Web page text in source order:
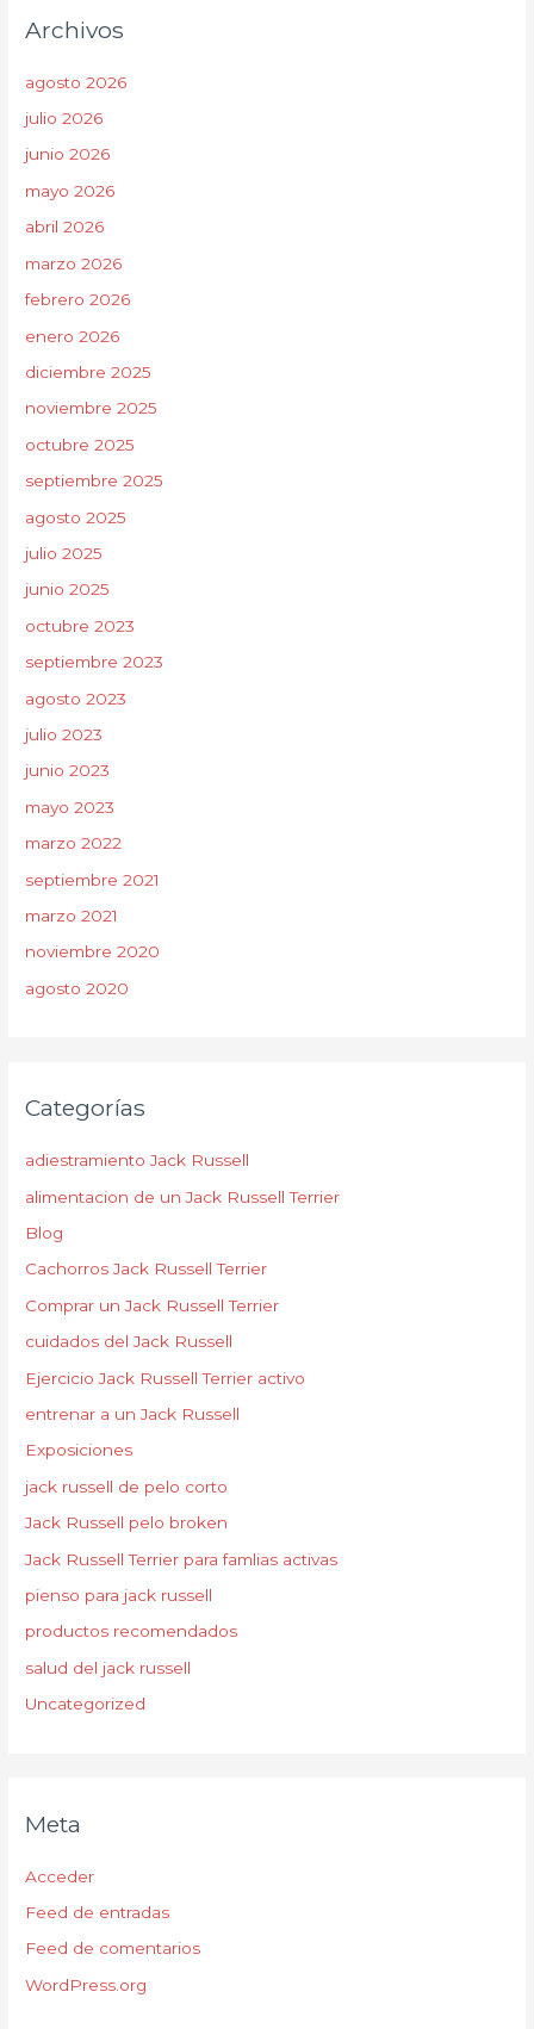
Archivos
agosto 2026
julio 2026
junio 2026
mayo 2026
abril 2026
marzo 2026
febrero 2026
enero 2026
diciembre 2025
noviembre 2025
octubre 2025
septiembre 2025
agosto 2025
julio 2025
junio 2025
octubre 2023
septiembre 2023
agosto 2023
julio 2023
junio 2023
mayo 2023
marzo 2022
septiembre 2021
marzo 2021
noviembre 2020
agosto 2020
Categorías
adiestramiento Jack Russell
alimentacion de un Jack Russell Terrier
Blog
Cachorros Jack Russell Terrier
Comprar un Jack Russell Terrier
cuidados del Jack Russell
Ejercicio Jack Russell Terrier activo
entrenar a un Jack Russell
Exposiciones
jack russell de pelo corto
Jack Russell pelo broken
Jack Russell Terrier para famlias activas
pienso para jack russell
productos recomendados
salud del jack russell
Uncategorized
Meta
Acceder
Feed de entradas
Feed de comentarios
WordPress.org